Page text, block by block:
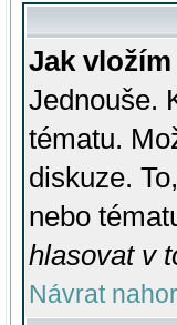
Jak
Jednouše.
tématu.
diskuze.
nebo
hlasovat v
Návrat